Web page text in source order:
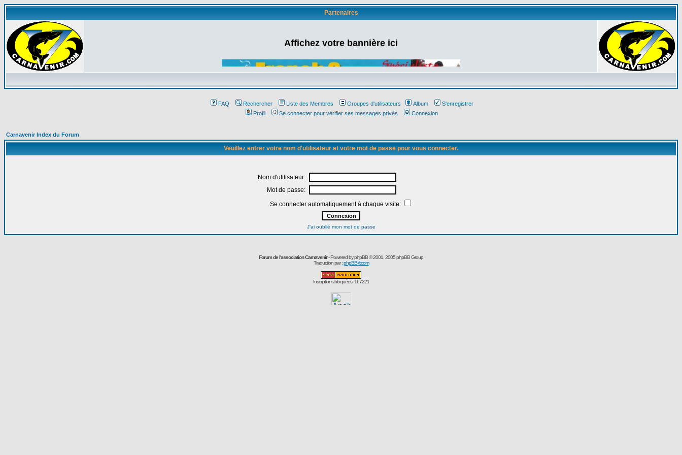
Partenaires
Affichez votre bannière ici
FAQ Rechercher Liste des Membres Groupes d'utilisateurs Album
S'enregistrer
Profil
Se connecter pour vérifier ses messages privés Connexion
Carnavenir Index du Forum
Veuillez entrer votre nom d'utilisateur et votre mot de passe pour vous connecter.
Nom d'utilisateur:
Mot de passe:
Se connecter automatiquement à chaque visite:
J'ai oublié mon mot de passe
Forum de l'association Carnavenir- Powered byphpBB© 2001, 2005 phpBB Group
Traduction par :phpBB-fr.com
Inscriptions bloquées: 167221